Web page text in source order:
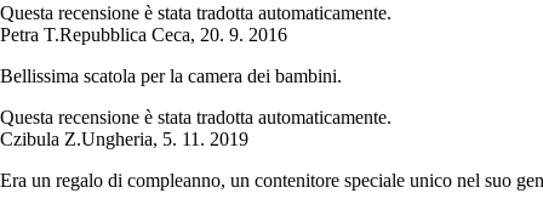
Questa recensione è stata tradotta automaticamente.
Petra T.Repubblica Ceca, 20. 9. 2016
Bellissima scatola per la camera dei bambini.
Questa recensione è stata tradotta automaticamente.
Czibula Z.Ungheria, 5. 11. 2019
Era un regalo di compleanno, un contenitore speciale unico nel suo